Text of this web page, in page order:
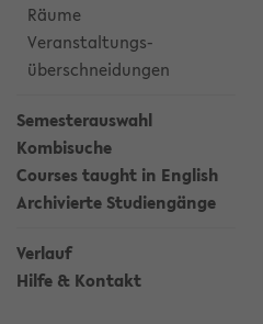
Räume
Veranstaltungs-
überschneidungen
Semesterauswahl
Kombisuche
Courses taught in English
Archivierte Studiengänge
Verlauf
Hilfe & Kontakt